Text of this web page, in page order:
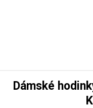
Dámské